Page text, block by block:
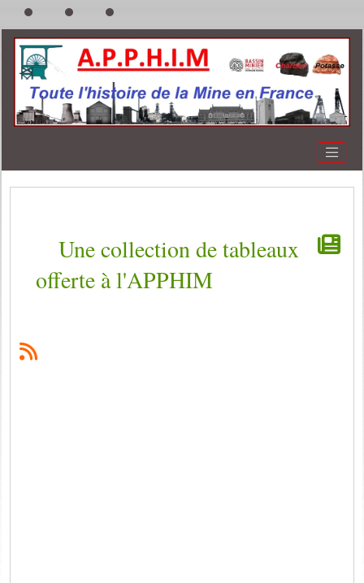
Une collection de tableaux
offerte à l'APPHIM